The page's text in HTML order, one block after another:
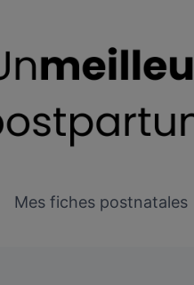
Mes fiches postnatales